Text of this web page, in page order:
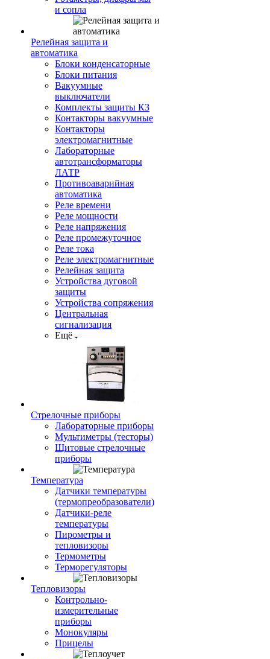
и сопла
Релейная защита и
автоматика
Блоки конденсаторные
Блоки питания
Вакуумные
выключатели
Комплекты защиты КЗ
Контакторы вакуумные
Контакторы
электромагнитные
Лабораторные
автотрансформаторы
ЛАТР
Противоаварийная
автоматика
Реле времени
Реле мощности
Реле напряжения
Реле промежуточное
Реле тока
Реле электромагнитные
Релейная защита
Устройства дуговой
защиты
Устройства сопряжения
Центральная
сигнализация
Ещё
Стрелочные приборы
Лабораторные приборы
Мультиметры (тесторы)
Щитовые стрелочные
приборы
Температура
Датчики температуры
(термопреобразователи)
Датчики-реле
температуры
Пирометры и
тепловизоры
Термометры
Терморегуляторы
Тепловизоры
Контрольно-
измерительные
приборы
Монокуляры
Прицелы